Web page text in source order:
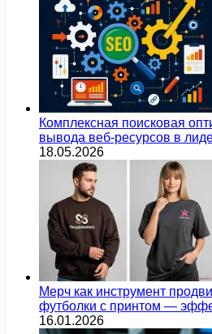
Комплексная поисковая
вывода веб-ресурсов в
18.05.2026
Мерч как инструмент
футболки с принтом —
16.01.2026